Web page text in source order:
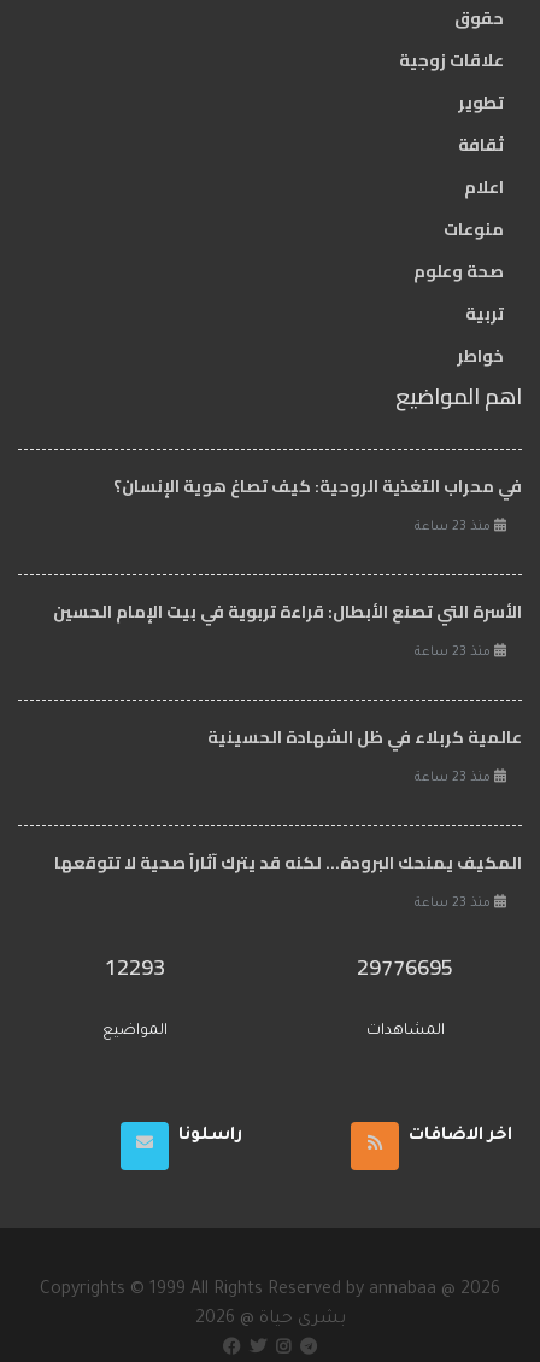
حقوق
علاقات زوجية
تطوير
ثقافة
اعلام
منوعات
صحة وعلوم
تربية
خواطر
اهم المواضيع
في محراب التغذية الروحية: كيف تصاغ هوية الإنسان؟
منذ 23 ساعة
الأسرة التي تصنع الأبطال: قراءة تربوية في بيت الإمام الحسين
منذ 23 ساعة
عالمية كربلاء في ظل الشهادة الحسينية
منذ 23 ساعة
المكيف يمنحك البرودة... لكنه قد يترك آثاراً صحية لا تتوقعها
منذ 23 ساعة
29776695
المشاهدات
12293
المواضيع
اخر الاضافات راسلونا
Copyrights © 1999 All Rights Reserved by annabaa @ 2026
2026 @ بشرى حياة